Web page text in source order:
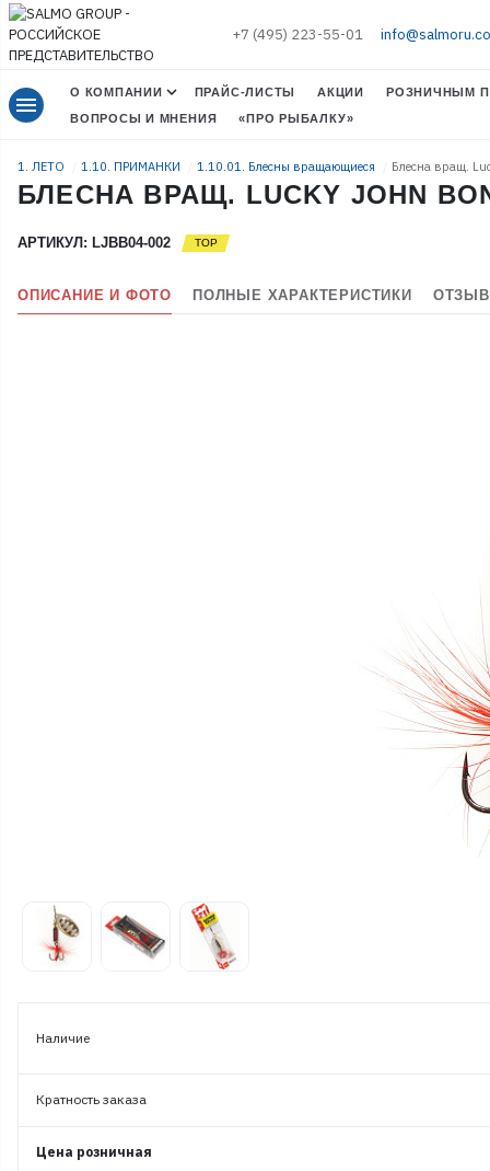
+7 (495) 223-55-01
menu О КОМПАНИИ ПРАЙС-ЛИСТЫ АКЦИИ
РОЗНИЧНЫМ
ВОПРОСЫ И МНЕНИЯ
«ПРО РЫБАЛКУ»
1. ЛЕТО 1.10. ПРИМАНКИ 1.10.01. Блесны вращающиеся Блесна вращ.
БЛЕСНА ВРАЩ. LUCKY JOHN
АРТИКУЛ: LJBB04-002
ОПИСАНИЕ И ФОТО ПОЛНЫЕ ХАРАКТЕРИСТИКИ
Наличие
Кратность заказа
Цена розничная